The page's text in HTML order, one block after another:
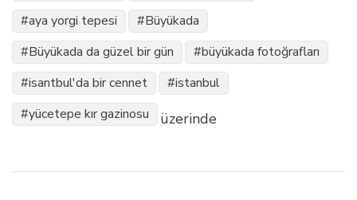
aya yorgi tepesi
Büyükada
Büyükada da güzel bir gün
büyükada fotoğrafları
isantbul'da bir cennet
istanbul
yücetepe kır gazinosu
üzerinde